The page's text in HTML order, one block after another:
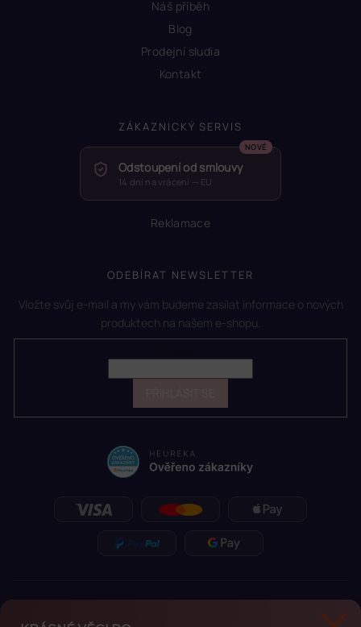
Náš příběh
Blog
Prodejní sludia
Kontakt
ZÁKAZNICKÝ SERVIS
Odstoupení od smlouvy
14 dní na vrácení — EU
Reklamace
ODEBÍRAT NEWSLETTER
Vložte svůj e-mail a my vám budeme zasílat informace o nových
produktech na našem e-shopu.